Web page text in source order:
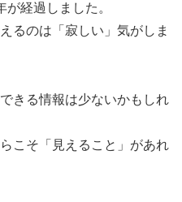
経過しました。
るのは「寂しい」気がしま
きる情報は少ないかもしれ
こそ「見えること」があれ